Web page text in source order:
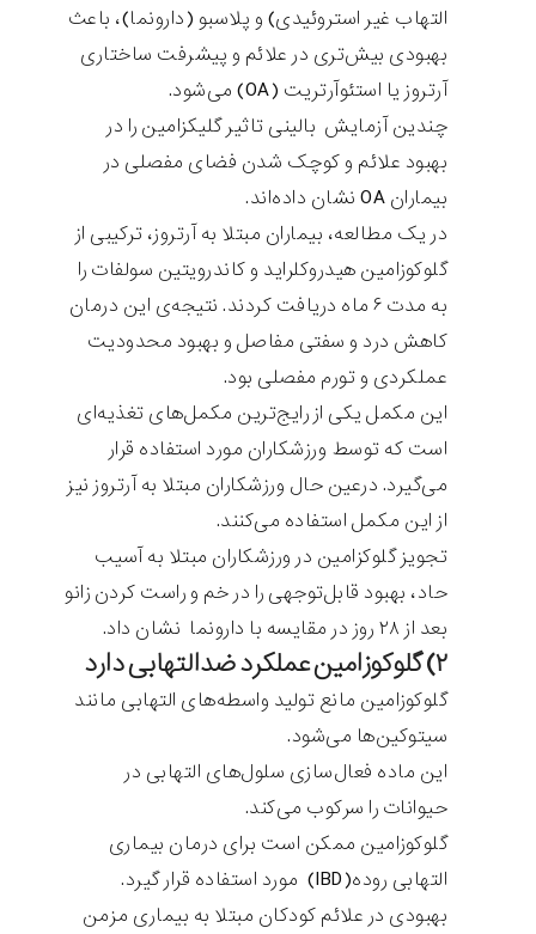
التهاب غیر استروئیدی) و پلاسبو (دارونما)، باعث
بهبودی بیش‌تری در علائم و پیشرفت ساختاری
آرتروز یا استئوآرتریت (OA) می‌شود.
چندین آزمایش بالینی تاثیر گلیکزامین را در
بهبود علائم و کوچک شدن فضای مفصلی در
بیماران OA نشان داده‌اند‍.
در یک مطالعه، بیماران مبتلا به آرتروز، ترکیبی از
گلوکوزامین هیدروکلراید و کاندرویتین سولفات را
به مدت ۶ ماه دریافت کردند. نتیجه‌ی این درمان
کاهش درد و سفتی مفاصل و بهبود محدودیت
عملکردی و تورم مفصلی بود.
این مکمل یکی از رایج‌ترین مکمل‌های تغذیه‌ای
است که توسط ورزشکاران مورد استفاده قرار
می‌گیرد. درعین حال ورزشکاران مبتلا به آرتروز نیز
از این مکمل استفاده می‌کنند.
تجویز گلوکزامین در ورزشکاران مبتلا به آسیب
حاد، بهبود قابل‌توجهی را در خم و راست کردن زانو
بعد از ۲۸ روز در مقایسه با دارونما نشان داد.
۲) گلوکوزامین عملکرد ضدالتهابی دارد
گلوکوزامین مانع تولید واسطه‌های التهابی مانند
سیتوکین‌ها می‌شود.
این ماده فعال‌سازی سلول‌های التهابی در
حیوانات را سرکوب می‌کند.
گلوکوزامین ممکن است برای درمان بیماری
التهابی روده‌(IBD) مورد استفاده قرار گیرد.
بهبودی در علائم کودکان مبتلا به بیماری مزمن